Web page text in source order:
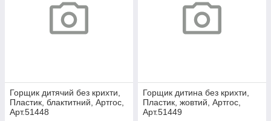
Горщик дитячий без крихти,
Пластик, блактитний, Артгос,
Арт.51448
Горщик дитина без крихти,
Пластик, жовтий, Артгос,
Арт.51449